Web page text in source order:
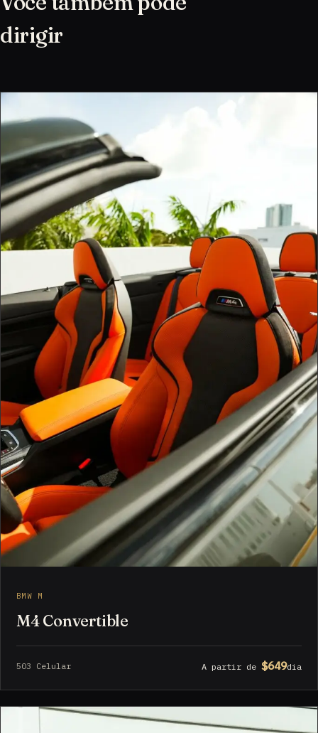
dirigir
BMW M
M4 Convertible
503 Celular A partir de $649dia